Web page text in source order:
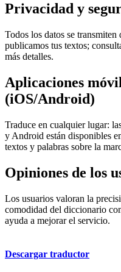
Privacidad y
Todos los datos se
publicamos tus textos;
más detalles.
Aplicaciones
(iOS/Android)
Traduce en cualquier lugar:
y Android están disponibles
textos y palabras sobre la
Opiniones de los
Los usuarios valoran la
comodidad del diccionario
ayuda a mejorar el servicio.
Descargar traductor